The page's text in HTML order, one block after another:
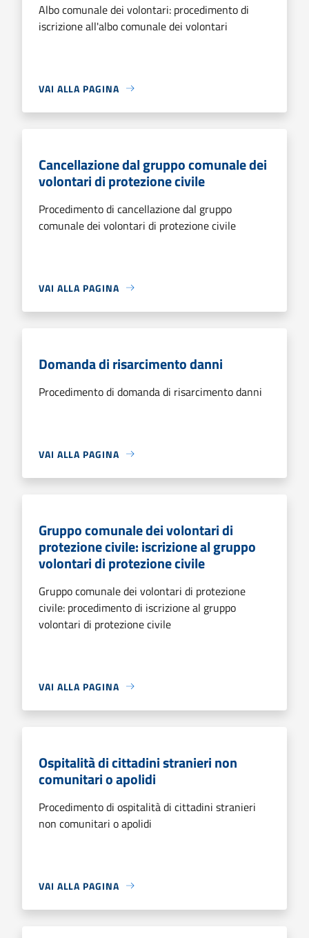
Albo comunale dei volontari: procedimento di
iscrizione all'albo comunale dei volontari
VAI ALLA PAGINA
Cancellazione dal gruppo comunale dei
volontari di protezione civile
Procedimento di cancellazione dal gruppo
comunale dei volontari di protezione civile
VAI ALLA PAGINA
Domanda di risarcimento danni
Procedimento di domanda di risarcimento danni
VAI ALLA PAGINA
Gruppo comunale dei volontari di
protezione civile: iscrizione al gruppo
volontari di protezione civile
Gruppo comunale dei volontari di protezione
civile: procedimento di iscrizione al gruppo
volontari di protezione civile
VAI ALLA PAGINA
Ospitalità di cittadini stranieri non
comunitari o apolidi
Procedimento di ospitalità di cittadini stranieri
non comunitari o apolidi
VAI ALLA PAGINA